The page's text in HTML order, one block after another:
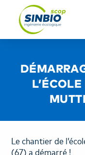
Le chantier de
(67) a démarré !